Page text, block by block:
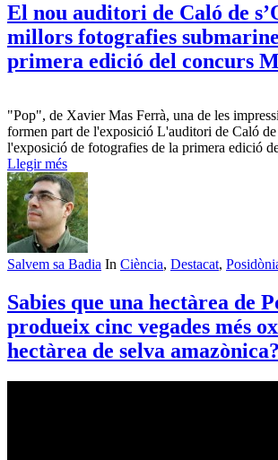
El nou auditori de Caló de
millors fotografies
primera edició del concurs
"Pop", de Xavier Mas Ferrà, una de les
formen part de l'exposició L'auditori de Caló
l'exposició de fotografies de la primera edició
Llegir més
Salvem sa Badia In Ciència, Destacat,
Sabies que una hectàrea de
produeix cinc vegades més
hectàrea de selva amazònica?